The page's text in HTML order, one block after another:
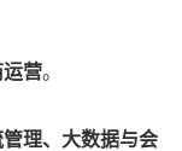
营。
理、大数据与会